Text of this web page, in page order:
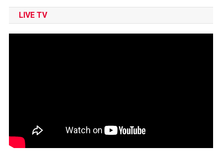
LIVE TV